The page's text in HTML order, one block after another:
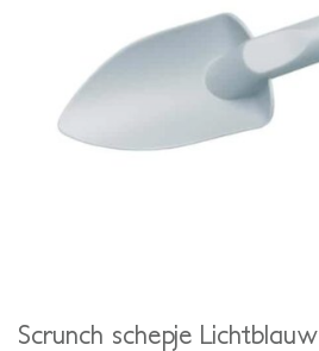
Scrunch schepje Lichtblauw